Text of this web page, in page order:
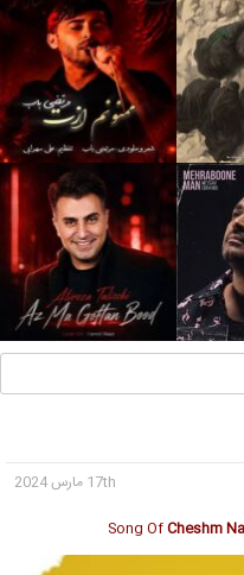
17th مارس 2024
Song OfCheshm